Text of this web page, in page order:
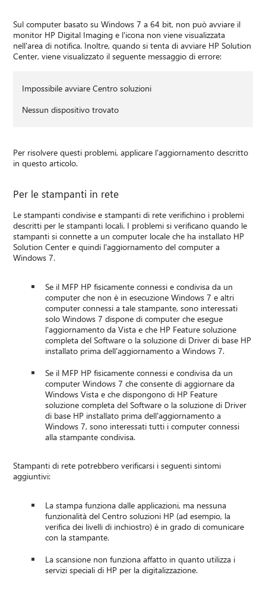
Sul computer basato su Windows 7 a 64 bit, non può avviare il
monitor HP Digital Imaging e l'icona non viene visualizzata
nell'area di notifica. Inoltre, quando si tenta di avviare HP Solution
Center, viene visualizzato il seguente messaggio di errore:
Impossibile avviare Centro soluzioni
Nessun dispositivo trovato
Per risolvere questi problemi, applicare l'aggiornamento descritto
in questo articolo.
Per le stampanti in rete
Le stampanti condivise e stampanti di rete verifichino i problemi
descritti per le stampanti locali. I problemi si verificano quando le
stampanti si connette a un computer locale che ha installato HP
Solution Center e quindi l'aggiornamento del computer a
Windows 7.
Se il MFP HP fisicamente connessi e condivisa da un
computer che non è in esecuzione Windows 7 e altri
computer connessi a tale stampante, sono interessati
solo Windows 7 dispone di computer che esegue
l'aggiornamento da Vista e che HP Feature soluzione
completa del Software o la soluzione di Driver di base HP
installato prima dell'aggiornamento a Windows 7.
Se il MFP HP fisicamente connessi e condivisa da un
computer Windows 7 che consente di aggiornare da
Windows Vista e che dispongono di HP Feature
soluzione completa del Software o la soluzione di Driver
di base HP installato prima dell'aggiornamento a
Windows 7, sono interessati tutti i computer connessi
alla stampante condivisa.
Stampanti di rete potrebbero verificarsi i seguenti sintomi
aggiuntivi:
La stampa funziona dalle applicazioni, ma nessuna
funzionalità del Centro soluzioni HP (ad esempio, la
verifica dei livelli di inchiostro) è in grado di comunicare
con la stampante.
La scansione non funziona affatto in quanto utilizza i
servizi speciali di HP per la digitalizzazione.